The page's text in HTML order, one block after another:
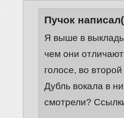
Пучок
Я выше в
чем они
голосе, во
Дубль вокала в
смотрели?